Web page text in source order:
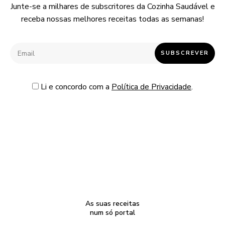
Junte-se a milhares de subscritores da Cozinha Saudável e
receba nossas melhores receitas todas as semanas!
Li e concordo com a Política de Privacidade.
As suas receitas
num só portal